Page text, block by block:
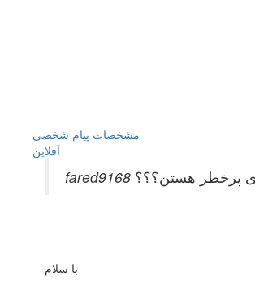
مشخصات پیام شخصی
آفلاين
با سلام